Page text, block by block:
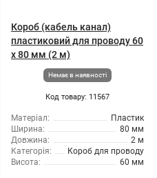
Короб (кабель канал)
пластиковий для проводу 60
х 80 мм (2 м)
Немає в наявності
Код товару: 11567
Матеріал:
Пластик
Ширина:
80 мм
Довжина:
2 м
Категорія:
Короб для проводу
Висота:
60 мм